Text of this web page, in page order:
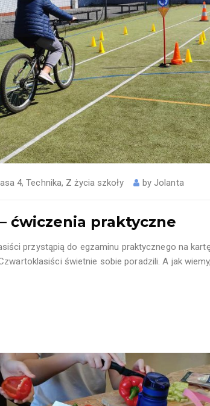
4,Technika, Z życia szkoły byJolanta
ćwiczenia praktyczne
przystąpią do egzaminu praktycznego na
świetnie sobie poradzili. A jak